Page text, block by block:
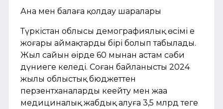
Ана мен балаға қолдау шаралары
Түркістан облысы демографиялық өсімі ең
жоғары аймақтардың бірі болып табылады.
Жыл сайын өңірде 60 мыңнан астам сәби
дүниеге келеді. Соған байланысты 2024
жылы облыстық бюджеттен
перзентханаларды кеңейту мен жаңа
медициналық жабдық алуға 3,5 млрд теңге